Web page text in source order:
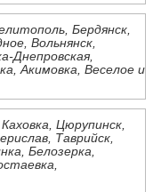
Бердянск,
Вольнянск,
Днепровская,
Акимовка, Веселое и
Цюрупинск,
Таврийск,
Белозерка,